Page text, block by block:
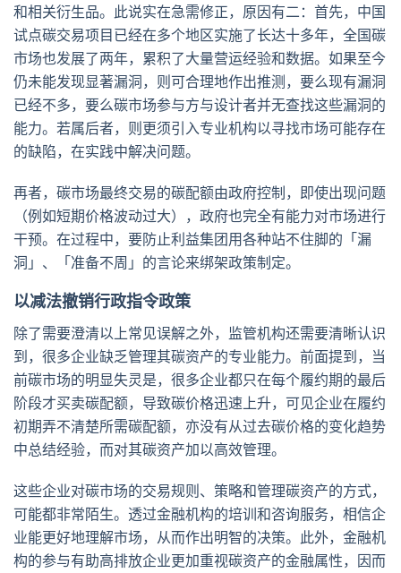
和相关衍生品。此说实在急需修正，原因有二：首先，中国
试点碳交易项目已经在多个地区实施了长达十多年，全国碳
市场也发展了两年，累积了大量营运经验和数据。如果至今
仍未能发现显著漏洞，则可合理地作出推测，要么现有漏洞
已经不多，要么碳市场参与方与设计者并无查找这些漏洞的
能力。若属后者，则更须引入专业机构以寻找市场可能存在
的缺陷，在实践中解决问题。
再者，碳市场最终交易的碳配额由政府控制，即使出现问题
（例如短期价格波动过大），政府也完全有能力对市场进行
干预。在过程中，要防止利益集团用各种站不住脚的「漏
洞」、「准备不周」的言论来绑架政策制定。
以减法撤销行政指令政策
除了需要澄清以上常见误解之外，监管机构还需要清晰认识
到，很多企业缺乏管理其碳资产的专业能力。前面提到，当
前碳市场的明显失灵是，很多企业都只在每个履约期的最后
阶段才买卖碳配额，导致碳价格迅速上升，可见企业在履约
初期弄不清楚所需碳配额，亦没有从过去碳价格的变化趋势
中总结经验，而对其碳资产加以高效管理。
这些企业对碳市场的交易规则、策略和管理碳资产的方式，
可能都非常陌生。透过金融机构的培训和咨询服务，相信企
业能更好地理解市场，从而作出明智的决策。此外，金融机
构的参与有助高排放企业更加重视碳资产的金融属性，因而